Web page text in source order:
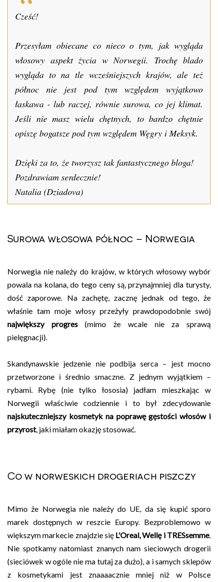
Cześć!
Przesyłam obiecane co nieco o tym, jak wygląda
włosowy aspekt życia w Norwegii. Trochę blado
wygląda to na tle wcześniejszych krajów, ale też
północ nie jest pod tym względem wyjątkowo
łaskawa - lub raczej, równie surowa, co jej klimat.
Jeśli nie masz wielu chętnych, to bardzo chętnie
opiszę bogatsze pod tym względem Węgry i Meksyk.
Dzięki za to, że tworzysz tak fantastycznego bloga!
Pozdrawiam serdecznie!
Natalia (Dziadova)
Surowa włosowa północ – Norwegia
Norwegia nie należy do krajów, w których włosowy wybór
powala na kolana, do tego ceny są, przynajmniej dla turysty,
dość zaporowe. Na zachętę, zacznę jednak od tego, że
właśnie tam moje włosy przeżyły prawdopodobnie swój
największy progres(mimo że wcale nie za sprawą
pielęgnacji).
Skandynawskie jedzenie nie podbija serca – jest mocno
przetworzone i średnio smaczne. Z jednym wyjątkiem –
rybami. Rybę (nie tylko łososia) jadłam mieszkając w
Norwegii właściwie codziennie i to był zdecydowanie
najskuteczniejszy kosmetyk na poprawę gęstości włosów i
przyrost, jaki miałam okazję stosować.
Co w norweskich drogeriach piszczy
Mimo że Norwegia nie należy do UE, da się kupić sporo
marek dostępnych w reszcie Europy. Bezproblemowo w
większym markecie znajdzie się L'Oreal, Wellę i TRESsemme.
Nie spotkamy natomiast znanych nam sieciowych drogerii
(sieciówek w ogóle nie ma tutaj za dużo), a i samych sklepów
z kosmetykami jest znaaaacznie mniej niż w Polsce